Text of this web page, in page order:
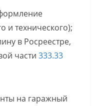
и технического);
в Росреестре,
части 333.33
на гаражный